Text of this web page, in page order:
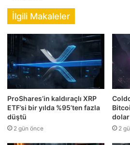
İlgili Makaleler
ProShares’in kaldıraçlı XRP
ETF’si bir yılda %95’ten fazla
düştü
2 gün önce 2